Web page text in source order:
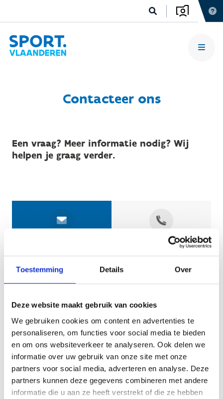
Toestemming Details Over
Deze website maakt gebruik van cookies
We gebruiken cookies om content en advertenties te
personaliseren, om functies voor social media te bieden
en om ons websiteverkeer te analyseren. Ook delen we
informatie over uw gebruik van onze site met onze
partners voor social media, adverteren en analyse. Deze
partners kunnen deze gegevens combineren met andere
informatie die u aan ze heeft verstrekt of die ze hebben
Contacteer ons
Een vraag? Meer informatie nodig? Wij
helpen je graag verder.
Geef aan tot welk domein jouw vraag behoort
KIES EEN DOMEIN